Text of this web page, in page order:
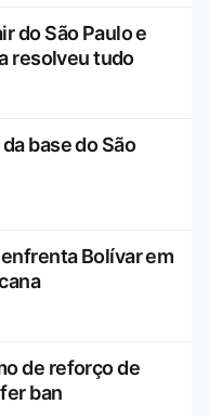
do São Paulo e
resolveu tudo
base do São
enfrenta Bolívar em
de reforço de
ban